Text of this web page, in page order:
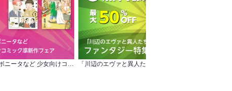
プリンセス＆ミステリーボニータなど 少女向けコミック女性向けコミック準新作フェア